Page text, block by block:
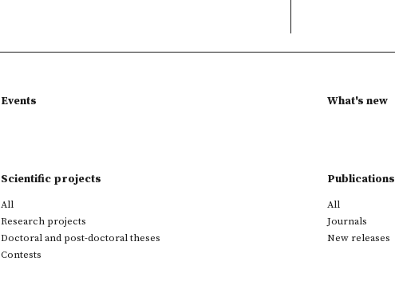
Events What's new
Scientific projects
All
Research projects
Doctoral and post-doctoral theses
Contests
Publications
All
Journals
New releases